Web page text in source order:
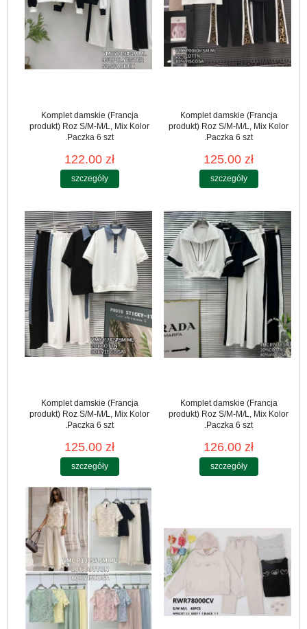
Komplet damskie (Francja
produkt) Roz S/M-M/L, Mix Kolor
.Paczka 6 szt
122.00 zł
szczegóły
Komplet damskie (Francja
produkt) Roz S/M-M/L, Mix Kolor
.Paczka 6 szt
125.00 zł
szczegóły
Komplet damskie (Francja
produkt) Roz S/M-M/L, Mix Kolor
.Paczka 6 szt
125.00 zł
szczegóły
Komplet damskie (Francja
produkt) Roz S/M-M/L, Mix Kolor
.Paczka 6 szt
126.00 zł
szczegóły